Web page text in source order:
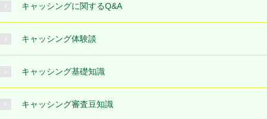
キャッシングに関するQ&A
キャッシング体験談
キャッシング基礎知識
キャッシング審査豆知識